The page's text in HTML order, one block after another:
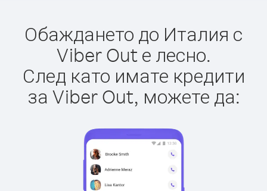
Обаждането до Италия с
Viber Out е лесно.
След като имате кредити
за Viber Out, можете да: